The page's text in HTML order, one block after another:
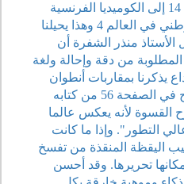
تحولت بعد موته بقرار لويس 14 إلى الكوميديا الفرنسية
التي تعد اليوم أقدم مسرح وطني في العالم 4 وهذا يحيلنا
منذر الشفرة أن
من دقة وإحالة ولغة
يذكرنا بمقاربات أنطوان
أرتو ورولان بارت حيث يصرح في الصفحة 56 من كتابه
القسوة لأنه يعكس عالما
التطور". وإذا ما كانت
اليقظة المنقذة من تفسخ
تحريرها. وقد أحسن